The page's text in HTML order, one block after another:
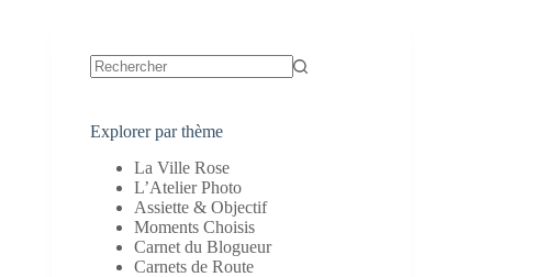
Explorer par thème
La Ville Rose
L’Atelier Photo
Assiette & Objectif
Moments Choisis
Carnet du Blogueur
Carnets de Route